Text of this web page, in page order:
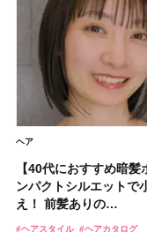
ヘア
【40代におすすめ暗髪
ンパクトシルエットで
え！ 前髪ありの…
#ヘアスタイル #ヘアカタログ
スキンケア
【クリスマスコフレ
ザ・ギンザが贈る“美の
探す旅”。全2種…
#クリスマスコフレ #化粧水
メイク
【アディクション新作
ハリを叶えるセラムタ
プ リフトグロウ…
#化粧下地 #アディクション
ボディケア
【Brighte】「FACE
POINTER」誕生！ハ
#おうち美容 #ツール
美活
【5分で万能！ 夏レシ
能ねぎ塩だれ」の作り
ンジレシピ2品
#レシピ #夏
ヘア
【髪の紫外線対策4選
の日傘や乾燥さんのUV
など、エディター…
#ヘアケア #UV
ライフスタイル
【ACEes（エイシーズ
ブレポ】有明アリーナ7
公演詳細レポ…
#アイドル #推し活
【MAQUIAベストコス
「ハリフィラー バクチ